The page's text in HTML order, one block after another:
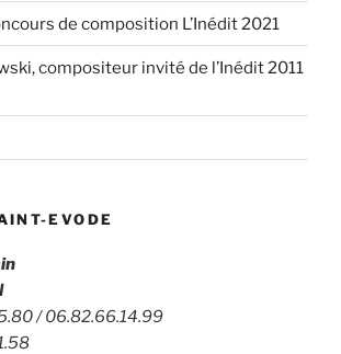
de composition L’Inédit 2021
compositeur invité de l’Inédit 2011
EVODE
/ 06.82.66.14.99